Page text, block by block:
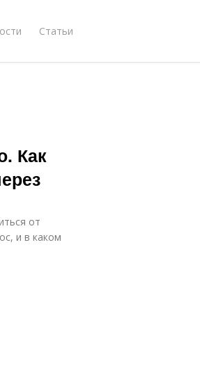
Статьи
Как
от
и в каком